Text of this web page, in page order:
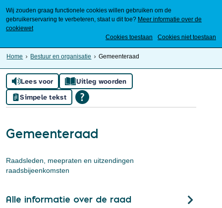
Wij zouden graag functionele cookies willen gebruiken om de
gebruikerservaring te verbeteren, staat u dit toe? Meer informatie over de
cookiewet
Cookies toestaan
Cookies niet toestaan
Home Bestuur en organisatie Gemeenteraad
Lees voor
Uitleg woorden
Simpele tekst
Gemeenteraad
Raadsleden, meepraten en uitzendingen
raadsbijeenkomsten
Alle informatie over de raad